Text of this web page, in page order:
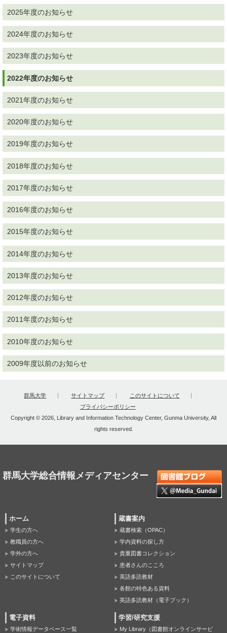
2025年度のお知らせ
2024年度のお知らせ
2023年度のお知らせ
2022年度のお知らせ
2021年度のお知らせ
2020年度のお知らせ
2019年度のお知らせ
2018年度のお知らせ
2017年度のお知らせ
2016年度のお知らせ
2015年度のお知らせ
2014年度のお知らせ
2013年度のお知らせ
2012年度のお知らせ
2011年度のお知らせ
2010年度のお知らせ
2009年度以前のお知らせ
群馬大学 サイトマップ
このサイトについて
プライバシーポリシー
Copyright © 2026, Library and Information Technology Center, Gunma University, All
rights reserved.
群馬大学総合情報メディアセンター
ホーム
学生の方へ
教職員の方へ
学外の方へ
サイトマップ
このサイトについて
蔵書案内
蔵書検索（OPAC）
学内資料の探し方
貴重図書コレクション
患者さんのこころ
英語多読教材
各館の特色ある資料
英語多読教材（電子ブック）
電子資料
学術情報データベース一覧
学習/研究支援
My Library（図書館オンラインサービ